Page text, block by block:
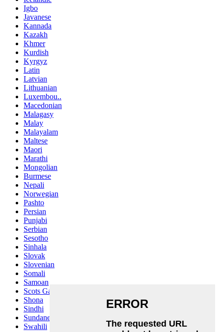
Igbo
Javanese
Kannada
Kazakh
Khmer
Kurdish
Kyrgyz
Latin
Latvian
Lithuanian
Luxembou..
Macedonian
Malagasy
Malay
Malayalam
Maltese
Maori
Marathi
Mongolian
Burmese
Nepali
Norwegian
Pashto
Persian
Punjabi
Serbian
Sesotho
Sinhala
Slovak
Slovenian
Somali
Samoan
Scots Gaelic
Shona
Sindhi
Sundanese
Swahili